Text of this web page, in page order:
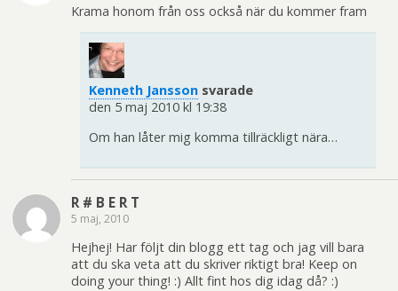
Krama honom från oss också när du kommer fram
Kenneth Jansson svarade
den 5 maj 2010 kl 19:38
Om han låter mig komma tillräckligt nära…
R # B E R T
5 maj, 2010
Hejhej! Har följt din blogg ett tag och jag vill bara
att du ska veta att du skriver riktigt bra! Keep on
doing your thing! :) Allt fint hos dig idag då? :)